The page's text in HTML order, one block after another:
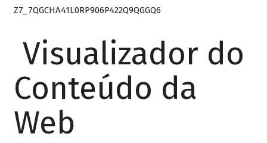
Z7_7QGCHA41L0RP906P422Q9QGGQ6
Visualizador do
Conteúdo da
Web